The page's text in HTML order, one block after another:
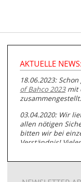
AKTUELLE NEWS:
18.06.2023:
of Bahco 2023mit
03.04.2020: Wir
allen nötigen
bitten wir bei
Verständnis!
05.07.2019:
Rohrbearbeitung